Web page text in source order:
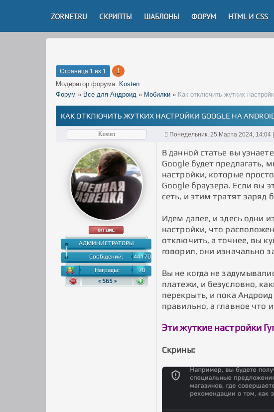
ZORNET.RU СКРИПТЫ ШАБЛОНЫ ФОРУМ HTML И CSS
Страница 1 из 1
1
Модератор форума: Kosten
Форум » Все для Андроид » Мобилки » Как отключить жутких
КАК ОТКЛЮЧИТЬ ЖУТКИХ НАСТРОЙКИ GOOGLE НА
Kosten Понедельник, 25 Марта 2024,
АДМИНИСТРАТОРЫ
Сообщений:
44170
Награды:
70
« 565 »
В данной статье вы
Google будет предлагать,
настройки, которые
Google браузера. Если вы
сеть, и этим тратят заряд
Идем далее, и здесь одни
настройки, что
отключить, а точнее, вы
говорил, они изначально
Вы не когда не
платежи, и безусловно,
перекрыть, и пока
правильно, а главное что
Эти жуткие настройки
Скрины: